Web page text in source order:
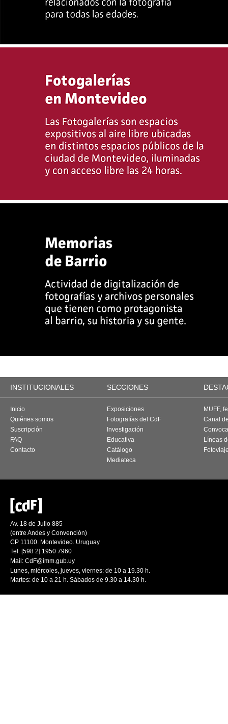
INSTITUCIONALES SECCIONES
Inicio
Quiénes somos
Suscripción
FAQ
Contacto
Exposiciones
Fotografías del CdF
Investigación
Educativa
Catálogo
Mediateca
MUFF,
Canal
Líneas
Av. 18 de Julio 885
(entre Andes y Convención)
CP 11100. Montevideo. Uruguay
Tel: [598 2] 1950 7960
Mail: CdF@imm.gub.uy
Lunes, miércoles, jueves, viernes: de 10 a 19.30 h.
Martes: de 10 a 21 h. Sábados de 9.30 a 14.30 h.